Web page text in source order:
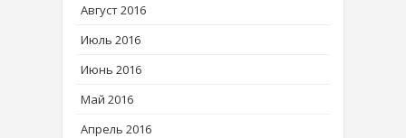
Август 2016
Июль 2016
Июнь 2016
Май 2016
Апрель 2016